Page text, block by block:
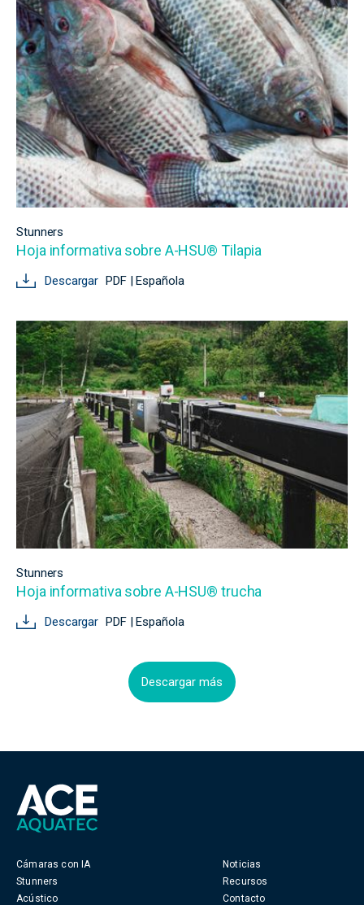
Stunners
Hoja informativa sobre A-HSU® Tilapia
Descargar PDF | Española
Stunners
Hoja informativa sobre A-HSU® trucha
Descargar PDF | Española
Descargar más
Cámaras con IA
Stunners
Acústico
Noticias
Recursos
Contacto